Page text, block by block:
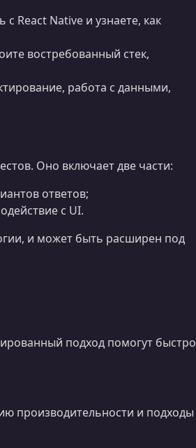
с React Native и узнаете, как
востребованный стек,
работа с данными,
Оно включает две части:
ответов;
с UI.
и может быть расширен под
подход помогут быстро
производительности и подходы